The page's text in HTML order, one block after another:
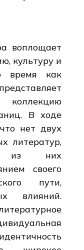
воплощает
культуру и
время как
коллекцию
В ходе
нет двух
литератур,
из них
своего
пути,
влияний.